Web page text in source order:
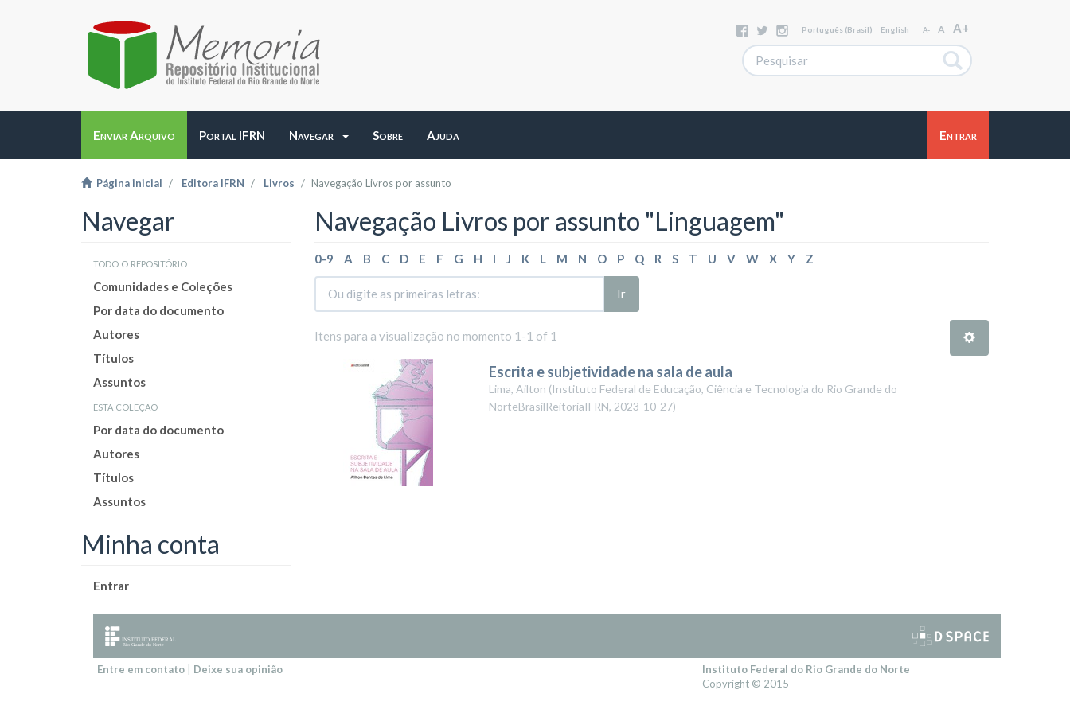
| Português (Brasil) English | A- A A+
Enviar Arquivo Portal IFRN Navegar Sobre Ajuda Entrar
Página inicial Editora IFRN Livros Navegação Livros por assunto
Navegar
todo o repositório
Comunidades e Coleções
Por data do documento
Autores
Títulos
Assuntos
esta coleção
Por data do documento
Autores
Títulos
Assuntos
Minha conta
Entrar
Navegação Livros por assunto "Linguagem"
0-9 A B C D E F G H I J K L M N O P Q R S T U V W X Y Z
Ir
Itens para a visualização no momento 1-1 of 1
Escrita e subjetividade na sala de aula
Lima, Ailton (Instituto Federal de Educação, Ciência e Tecnologia do Rio Grande do
NorteBrasilReitoriaIFRN, 2023-10-27)
Entre em contato Deixe sua opinião
Instituto Federal do Rio Grande do Norte
Copyright © 2015